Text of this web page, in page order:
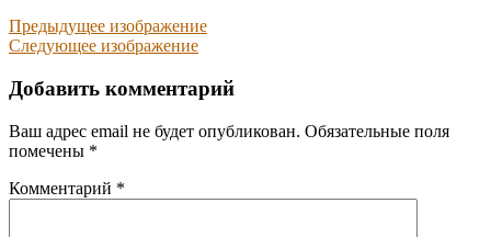
Предыдущее изображение
Следующее изображение
Добавить комментарий
Ваш адрес email не будет опубликован. Обязательные поля
помечены *
Комментарий *